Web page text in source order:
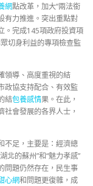
網點改革，加大“兩法銜
有力推進。突出重點對
。完成145項政府投資項
切身利益的專項檢查監
領導、高度重視的結
政協支持配合、有效監
結包養感情果。在此，
會發展的各界人士，
不足，主要是：經濟總
北的蘇州”和“魅力孝感”
問題仍然存在，民生事
心網和問題更復雜，成